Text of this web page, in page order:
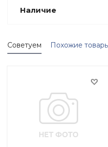
Наличие
Советуем Похожие